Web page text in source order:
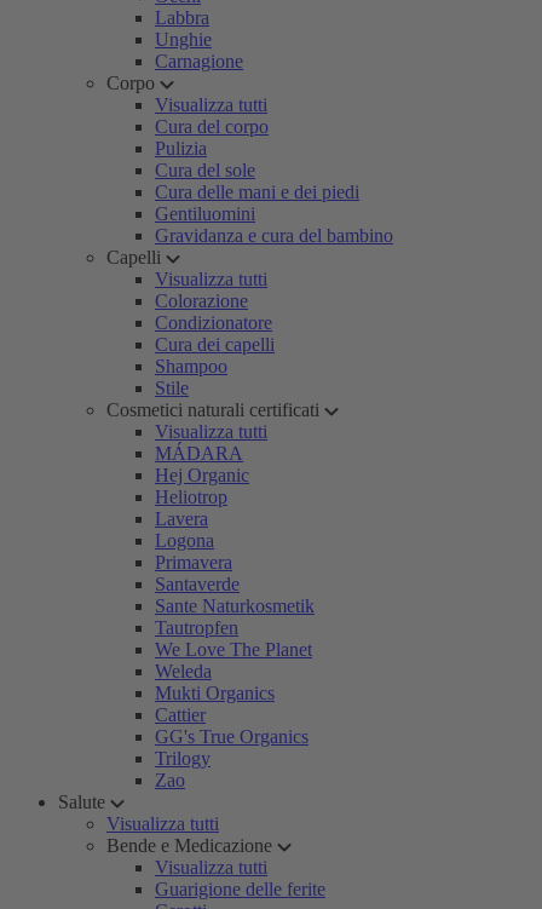
Labbra
Unghie
Carnagione
Corpo
Visualizza tutti
Cura del corpo
Pulizia
Cura del sole
Cura delle mani e dei piedi
Gentiluomini
Gravidanza e cura del bambino
Capelli
Visualizza tutti
Colorazione
Condizionatore
Cura dei capelli
Shampoo
Stile
Cosmetici naturali certificati
Visualizza tutti
MÁDARA
Hej Organic
Heliotrop
Lavera
Logona
Primavera
Santaverde
Sante Naturkosmetik
Tautropfen
We Love The Planet
Weleda
Mukti Organics
Cattier
GG's True Organics
Trilogy
Zao
Salute
Visualizza tutti
Bende e Medicazione
Visualizza tutti
Guarigione delle ferite